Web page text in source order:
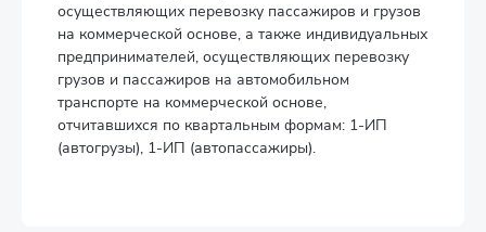
осуществляющих перевозку пассажиров и грузов
на коммерческой основе, а также индивидуальных
предпринимателей, осуществляющих перевозку
грузов и пассажиров на автомобильном
транспорте на коммерческой основе,
отчитавшихся по квартальным формам: 1-ИП
(автогрузы), 1-ИП (автопассажиры).